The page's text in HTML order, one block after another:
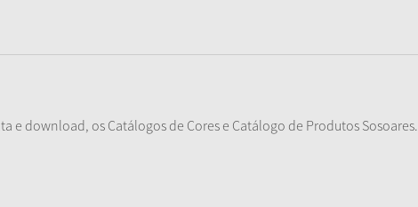
e download, os Catálogos de Cores e Catálogo de Produtos Sosoares.